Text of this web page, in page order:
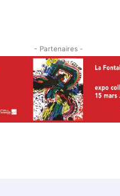
- Partenaires -